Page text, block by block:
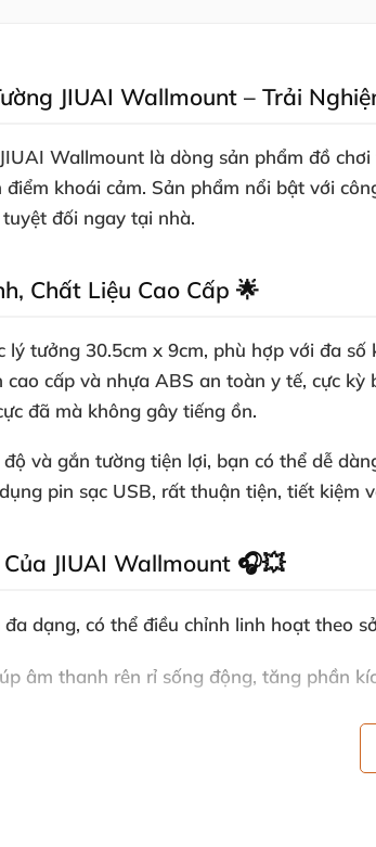
JIUAI Wallmount – Trải
Wallmount là dòng sản phẩm đồ
khoái cảm. Sản phẩm nổi bật với
đối ngay tại nhà.
Chất Liệu Cao Cấp 🌟
lý tưởng 30.5cm x 9cm, phù hợp với đa
cao cấp và nhựa ABS an toàn y tế, cực
đã mà không gây tiếng ồn.
và gắn tường tiện lợi, bạn có thể dễ
pin sạc USB, rất thuận tiện, tiết kiệm
JIUAI Wallmount 🎧💥
dạng, có thể điều chỉnh linh hoạt theo
âm thanh rên rỉ sống động, tăng phần
mại, an toàn sức khỏe, tránh tổn thương
không chiếm không gian, hỗ trợ nhiều